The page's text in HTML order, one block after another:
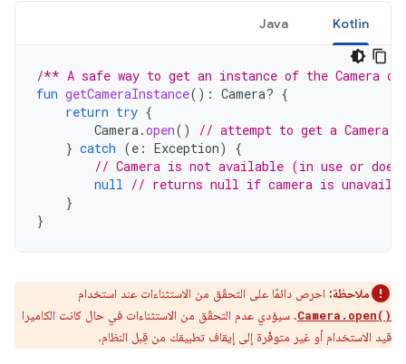
Kotlin
Java
/** A safe way to get an instance of the Camera
fun getCameraInstance(): Camera? {
return try {
Camera.open()
// attempt to get a Camera
} catch (e : Exception)
{
// Camera is not available (in use or
null // returns null if camera is
}
}
ملاحظة: احرص دائمًا على التحقّق من الاستثناءات عند استخدام
Camera.open(). سيؤدي عدم التحقّق من الاستثناءات في حال كانت الكاميرا
قيد الاستخدام أو غير متوفّرة إلى إيقاف تطبيقك من قِبل النظام.